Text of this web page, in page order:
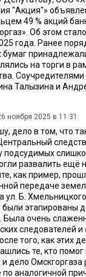
″Акция″»
49 % акций
Об этом
года. Ранее
бумаг
на торги в
Соучредителями
Талызина и
ноября 2025 в 11:31:
дело в том, что
подсудимых
развалить ещё
как пример,
передаче
ул. Б.
были этапированы
Была очень
следователей
того, как этих
те, кто
и дело Омскгоргаза
по аналогичной